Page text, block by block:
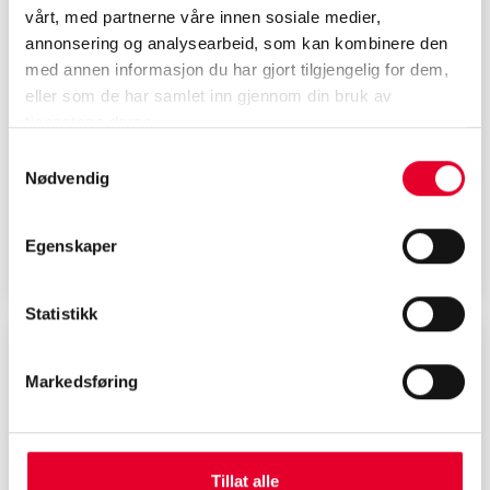
vårt, med partnerne våre innen sosiale medier,
annonsering og analysearbeid, som kan kombinere den
med annen informasjon du har gjort tilgjengelig for dem,
eller som de har samlet inn gjennom din bruk av
Nødvendig
Egenskaper
Statistikk
Markedsføring
Tillat alle
Skift av frontrute
Hvis steinsprutskaden har rukket å utvide seg
eller det er en sprekk i glasset, må frontruta